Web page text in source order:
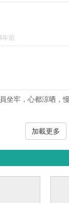
年前
坐牢，心都涼哂，
加載更多